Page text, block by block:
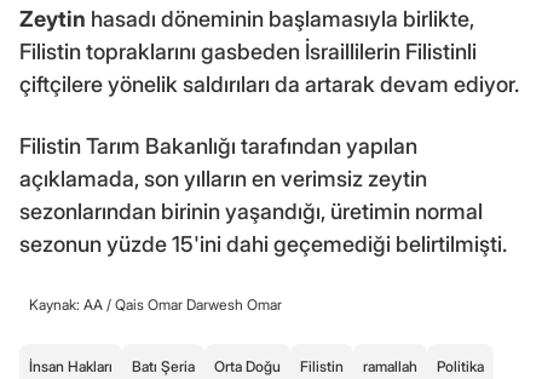
Zeytin hasadı döneminin başlamasıyla birlikte,
Filistin topraklarını gasbeden İsraillilerin Filistinli
çiftçilere yönelik saldırıları da artarak devam ediyor.
Filistin Tarım Bakanlığı tarafından yapılan
açıklamada, son yılların en verimsiz zeytin
sezonlarından birinin yaşandığı, üretimin normal
sezonun yüzde 15'ini dahi geçemediği belirtilmişti.
Kaynak: AA / Qais Omar Darwesh Omar
İnsan Hakları Batı Şeria Orta Doğu Filistin ramallah Politika